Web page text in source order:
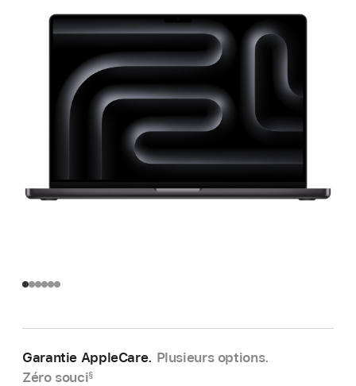
Garantie AppleCare. Plusieurs options.
Zéro souci§